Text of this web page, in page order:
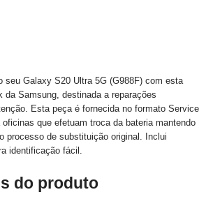
seu Galaxy S20 Ultra 5G (G988F) com esta
da Samsung, destinada a reparações
Esta peça é fornecida no formato Service
oficinas que efetuam troca da bateria mantendo
processo de substituição original. Inclui
identificação fácil.
do produto